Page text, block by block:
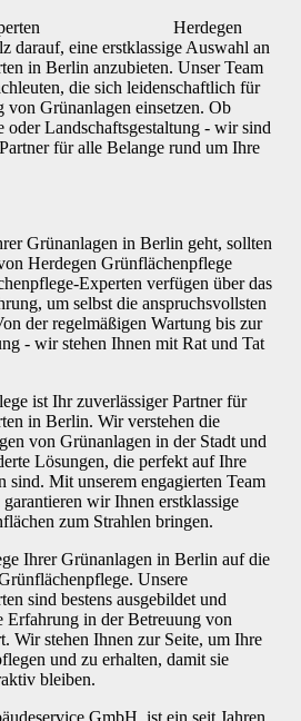
Herdegen
darauf, eine erstklassige Auswahl an
in Berlin anzubieten. Unser Team
die sich leidenschaftlich für
von Grünanlagen einsetzen. Ob
oder Landschaftsgestaltung - wir sind
für alle Belange rund um Ihre
Grünanlagen in Berlin geht, sollten
Herdegen Grünflächenpflege
Experten verfügen über das
um selbst die anspruchsvollsten
der regelmäßigen Wartung bis zur
- wir stehen Ihnen mit Rat und Tat
ist Ihr zuverlässiger Partner für
in Berlin. Wir verstehen die
von Grünanlagen in der Stadt und
Lösungen, die perfekt auf Ihre
sind. Mit unserem engagierten Team
wir Ihnen erstklassige
zum Strahlen bringen.
Ihrer Grünanlagen in Berlin auf die
Unsere
sind bestens ausgebildet und
Erfahrung in der Betreuung von
Wir stehen Ihnen zur Seite, um Ihre
und zu erhalten, damit sie
bleiben.
GmbH, ist ein seit Jahren